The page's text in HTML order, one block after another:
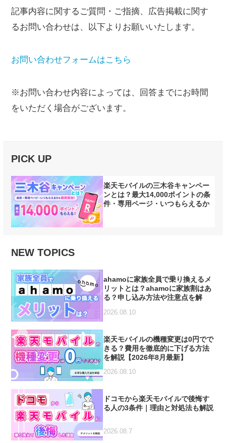
記事内容に関するご質問・ご指摘、広告掲載に関す
るお問い合わせは、以下よりお願いいたします。
お問い合わせフォームはこちら
※お問い合わせ内容によっては、回答までにお時間
をいただく場合がございます。
PICK UP
楽天モバイルの三木谷キャンペー
ンとは？最大14,000ポイントの条
件・専用ページ・いつもらえるか
NEW TOPICS
ahamoに家族全員で乗り換えるメ
リットとは？ahamoに家族割はあ
る？申し込み方法や注意点を解
2026.08.10
楽天モバイルの機種変更は0円でで
きる？費用を徹底的に下げる方法
を解説【2026年8月最新】
2026.08.10
ドコモから楽天モバイルで後悔す
る人の3条件｜理由と対処法も解説
2026.08.7